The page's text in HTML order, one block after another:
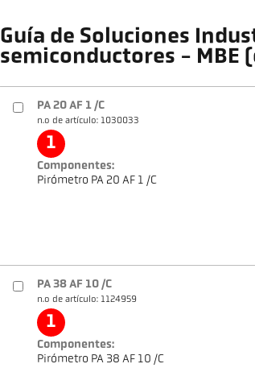
Guía de Soluciones
semiconductores - MBE
PA 20 AF 1 /C
n.o de artículo: 1030033
1
Componentes:
Pirómetro PA 20 AF 1 /C
PA 38 AF 10 /C
n.o de artículo: 1124959
1
Componentes:
Pirómetro PA 38 AF 10 /C